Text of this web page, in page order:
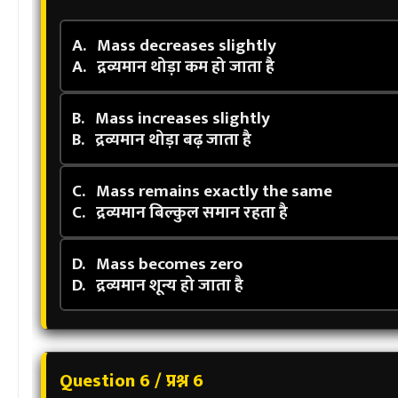
A. Mass decreases slightly
A. द्रव्यमान थोड़ा कम हो जाता है
B. Mass increases slightly
B. द्रव्यमान थोड़ा बढ़ जाता है
C. Mass remains exactly the same
C. द्रव्यमान बिल्कुल समान रहता है
D. Mass becomes zero
D. द्रव्यमान शून्य हो जाता है
Question 6 / प्रश्न 6